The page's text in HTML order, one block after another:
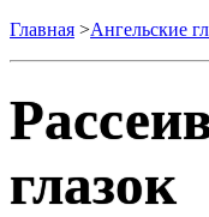
Главная >Ангельские
глазок